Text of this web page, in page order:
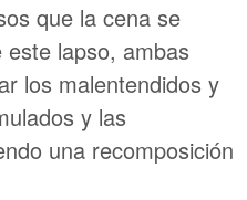
que la cena se
lapso, ambas
los malentendidos y
y las
una recomposición